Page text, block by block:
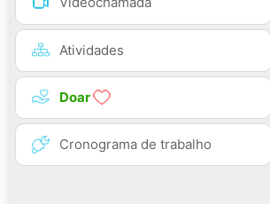
Atividades
Doar
Cronograma de trabalho